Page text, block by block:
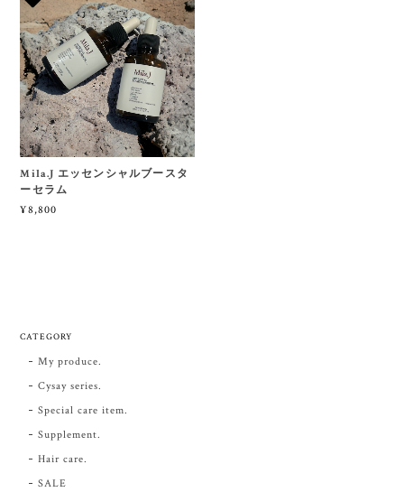
Mila.J エッセンシャルブースタ
ーセラム
¥8,800
CATEGORY
My produce.
Cysay series.
Special care item.
Supplement.
Hair care.
SALE